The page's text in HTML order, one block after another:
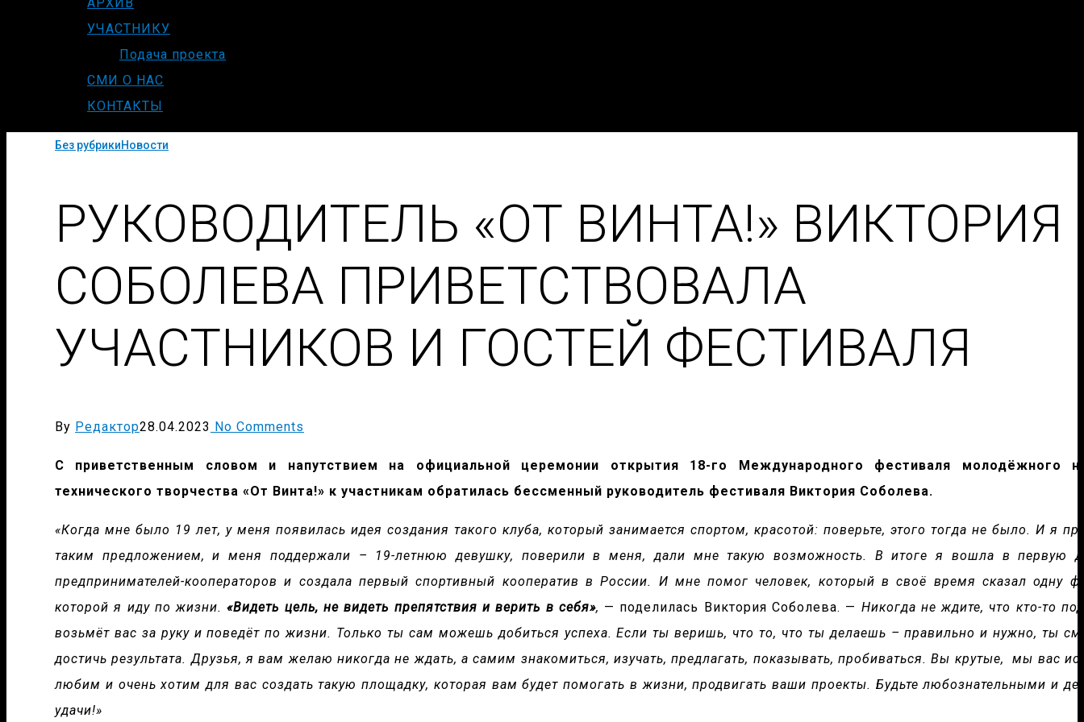
УЧАСТНИКУ
Подача проекта
СМИ О НАС
КОНТАКТЫ
Без рубрикиНовости
РУКОВОДИТЕЛЬ «ОТ ВИНТА!» ВИКТОРИЯ
СОБОЛЕВА ПРИВЕТСТВОВАЛА
УЧАСТНИКОВ И ГОСТЕЙ ФЕСТИВАЛЯ
By Редактор28.04.2023 No Comments
С приветственным словом и напутствием на официальной церемонии открытия 18-го Международного фестиваля молодёжного
технического творчества «От Винта!» к участникам обратилась бессменный руководитель фестиваля Виктория Соболева.
«Когда мне было 19 лет, у меня появилась идея создания такого клуба, который занимается спортом, красотой: поверьте, этого тогда не было. И я
таким предложением, и меня поддержали – 19-летнюю девушку, поверили в меня, дали мне такую возможность. В итоге я вошла в первую
предпринимателей-кооператоров и создала первый спортивный кооператив в России. И мне помог человек, который в своё время сказал одну
которой я иду по жизни.«Видеть цель, не видеть препятствия и верить в себя», — поделилась Виктория Соболева. — Никогда не ждите, что кто-то
возьмёт вас за руку и поведёт по жизни. Только ты сам можешь добиться успеха. Если ты веришь, что то, что ты делаешь – правильно и нужно, ты
достичь результата. Друзья, я вам желаю никогда не ждать, а самим знакомиться, изучать, предлагать, показывать, пробиваться. Вы крутые, мы вас
любим и очень хотим для вас создать такую площадку, которая вам будет помогать в жизни, продвигать ваши проекты. Будьте любознательными и
удачи!»